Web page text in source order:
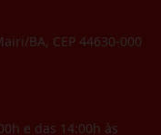
BA, CEP 44630-000
e das 14:00h às